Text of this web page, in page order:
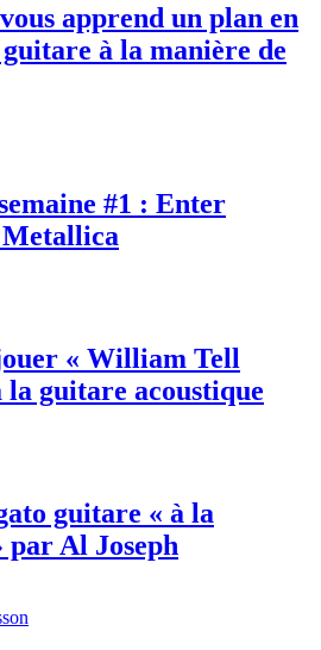
apprend un plan en
à la manière de
#1 : Enter
Metallica
« William Tell
guitare acoustique
guitare « à la
par Al Joseph